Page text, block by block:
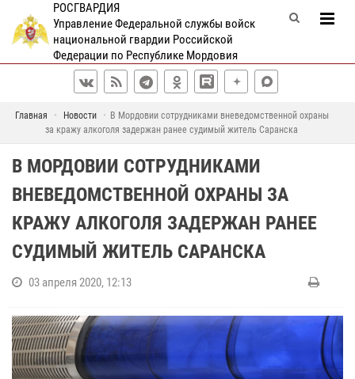
РОСГВАРДИЯ
Управление Федеральной службы войск
национальной гвардии Российской
Федерации по Республике Мордовия
Главная Новости
В Мордовии сотрудниками вневедомственной охраны
за кражу алкоголя задержан ранее судимый житель Саранска
В МОРДОВИИ СОТРУДНИКАМИ
ВНЕВЕДОМСТВЕННОЙ ОХРАНЫ ЗА
КРАЖУ АЛКОГОЛЯ ЗАДЕРЖАН РАНЕЕ
СУДИМЫЙ ЖИТЕЛЬ САРАНСКА
03 апреля 2020, 12:13